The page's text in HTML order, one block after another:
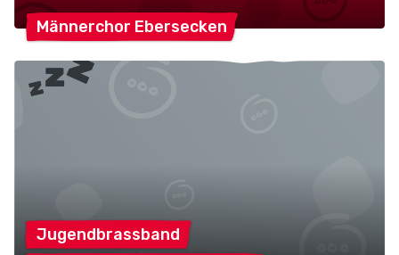
Männerchor Ebersecken
Jugendbrassband